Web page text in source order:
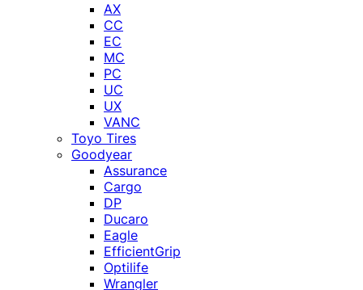
AX
CC
EC
MC
PC
UC
UX
VANC
Toyo Tires
Goodyear
Assurance
Cargo
DP
Ducaro
Eagle
EfficientGrip
Optilife
Wrangler